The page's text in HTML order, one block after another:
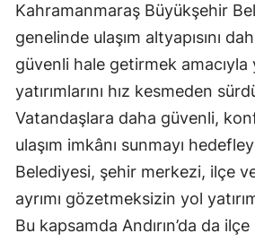
Kahramanmaraş Büyükşehir
genelinde ulaşım altyapısını
güvenli hale getirmek
yatırımlarını hız kesmeden
Vatandaşlara daha güvenli,
ulaşım imkânı sunmayı
Belediyesi, şehir merkezi, ilçe
ayrımı gözetmeksizin yol
Bu kapsamda Andırın’da da